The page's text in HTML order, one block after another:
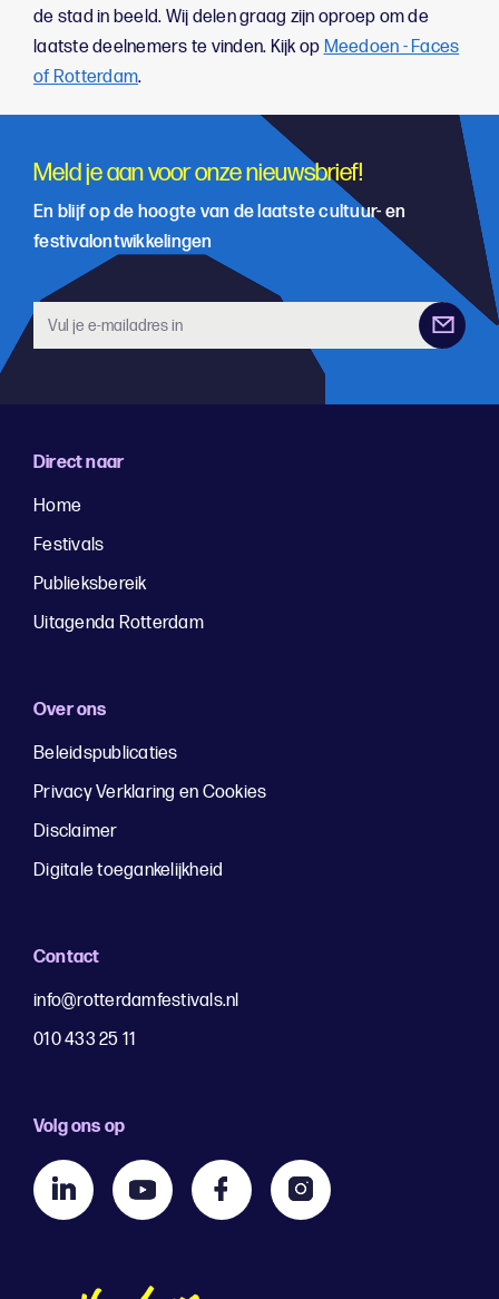
de stad in beeld. Wij delen graag zijn oproep om de
laatste deelnemers te vinden. Kijk op Meedoen - Faces
of Rotterdam.
Meld je aan voor onze nieuwsbrief!
En blijf op de hoogte van de laatste cultuur- en
festivalontwikkelingen
Direct naar
Home
Festivals
Publieksbereik
Uitagenda Rotterdam
Over ons
Beleidspublicaties
Privacy Verklaring en Cookies
Disclaimer
Digitale toegankelijkheid
Contact
info@rotterdamfestivals.nl
010 433 25 11
Volg ons op